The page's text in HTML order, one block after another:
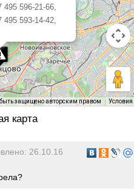
495 596-21-66,
593-14-42,
защищено авторским правом Условия
26.10.16